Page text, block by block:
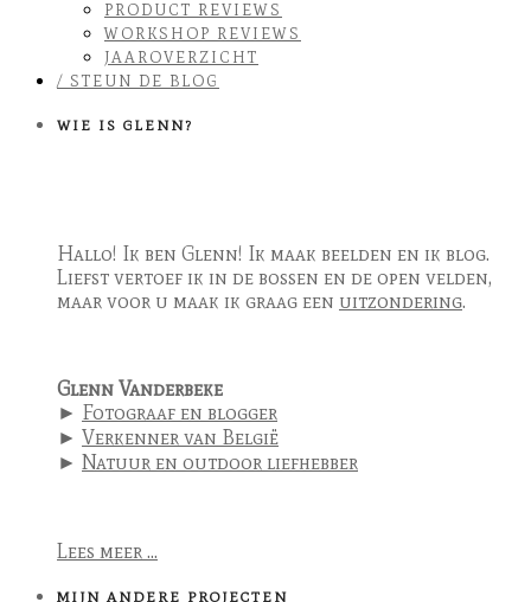
PRODUCT REVIEWS
WORKSHOP REVIEWS
JAAROVERZICHT
/ STEUN DE BLOG
WIE IS GLENN?
Hallo! Ik ben Glenn! Ik maak beelden en ik blog.
Liefst vertoef ik in de bossen en de open velden,
maar voor u maak ik graag een uitzondering.
Glenn Vanderbeke
► Fotograaf en blogger
► Verkenner van België
► Natuur en outdoor liefhebber
Lees meer ...
MIJN ANDERE PROJECTEN